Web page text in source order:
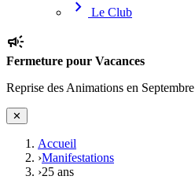
chevron_right Le Club
campaign
Fermeture pour Vacances
Reprise des Animations en Septembre
✕
Accueil
›Manifestations
›25 ans